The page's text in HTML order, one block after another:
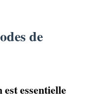
de
essentielle